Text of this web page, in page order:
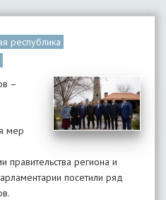
республика
–
мер
правительства региона и
посетили ряд